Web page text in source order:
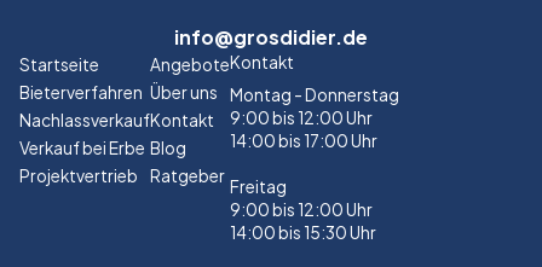
info@grosdidier.de
Startseite
Bieterverfahren
Nachlassverkauf
Verkauf bei Erbe
Projektvertrieb
Angebote
Über uns
Kontakt
Blog
Ratgeber
Kontakt
Montag - Donnerstag
9:00 bis 12:00 Uhr
14:00 bis 17:00 Uhr
Freitag
9:00 bis 12:00 Uhr
14:00 bis 15:30 Uhr